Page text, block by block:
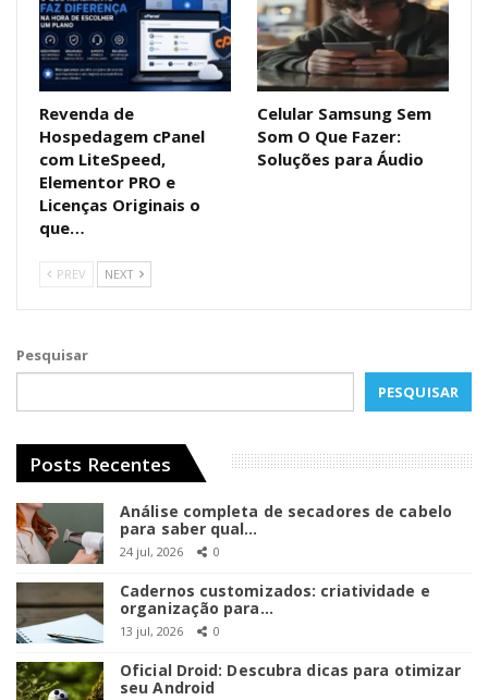
Revenda de
Hospedagem cPanel
com LiteSpeed,
Elementor PRO e
Licenças Originais o
que…
Celular Samsung Sem
Som O Que Fazer:
Soluções para Áudio
PREV NEXT
Pesquisar
PESQUISAR
Posts Recentes
Análise completa de secadores de cabelo
para saber qual…
24 jul, 2026 0
Cadernos customizados: criatividade e
organização para…
13 jul, 2026 0
Oficial Droid: Descubra dicas para otimizar
seu Android